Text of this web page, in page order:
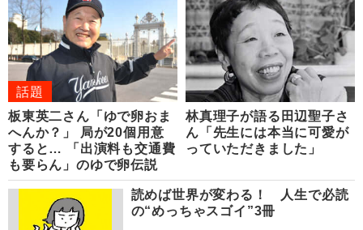
話題
板東英二さん「ゆで卵おま
へんか？」 局が20個用意
すると… 「出演料も交通費
も要らん」のゆで卵伝説
林真理子が語る田辺聖子さ
ん「先生には本当に可愛が
っていただきました」
読めば世界が変わる！ 人生で必読
の“めっちゃスゴイ”3冊